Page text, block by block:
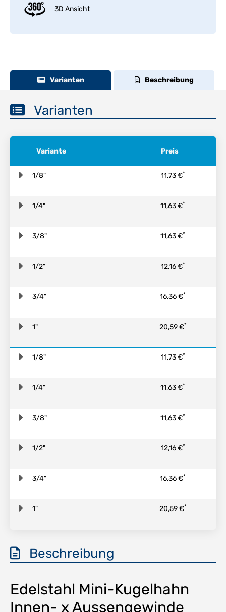
3D Ansicht
Varianten Beschreibung
Varianten
Variante Preis
1/8" 11,73 €*
1/4" 11,63 €*
3/8" 11,63 €*
1/2" 12,16 €*
3/4" 16,36 €*
1" 20,59 €*
1/8" 11,73 €*
1/4" 11,63 €*
3/8" 11,63 €*
1/2" 12,16 €*
3/4" 16,36 €*
1" 20,59 €*
Beschreibung
Edelstahl Mini-Kugelhahn
Innen- x Aussengewinde